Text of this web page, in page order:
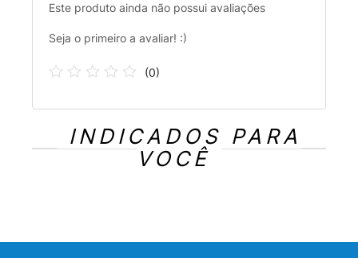
Este produto ainda não possui avaliações
Seja o primeiro a avaliar! :)
(0)
INDICADOS PARA
VOCÊ